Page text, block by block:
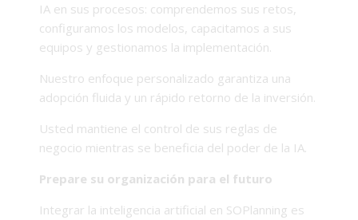
IA en sus procesos: comprendemos sus retos,
configuramos los modelos, capacitamos a sus
equipos y gestionamos la implementación.
Nuestro enfoque personalizado garantiza una
adopción fluida y un rápido retorno de la inversión.
Usted mantiene el control de sus reglas de
negocio mientras se beneficia del poder de la IA.
Prepare su organización para el futuro
Integrar la inteligencia artificial en SOPlanning es